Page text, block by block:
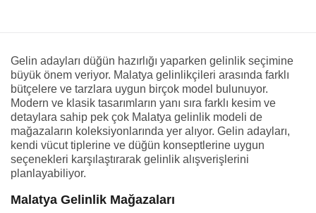
Gelin adayları düğün hazırlığı yaparken gelinlik seçimine
büyük önem veriyor. Malatya gelinlikçileri arasında farklı
bütçelere ve tarzlara uygun birçok model bulunuyor.
Modern ve klasik tasarımların yanı sıra farklı kesim ve
detaylara sahip pek çok Malatya gelinlik modeli de
mağazaların koleksiyonlarında yer alıyor. Gelin adayları,
kendi vücut tiplerine ve düğün konseptlerine uygun
seçenekleri karşılaştırarak gelinlik alışverişlerini
planlayabiliyor.
Malatya Gelinlik Mağazaları